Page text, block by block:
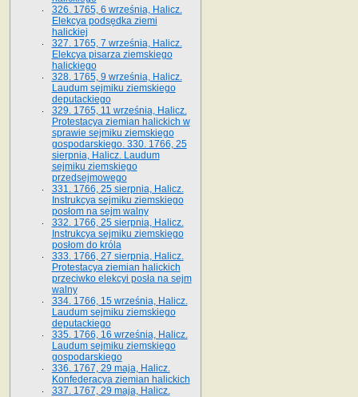
326. 1765, 6 września, Halicz.
Elekcya podsędka ziemi
halickiej
327. 1765, 7 września, Halicz.
Elekcya pisarza ziemskiego
halickiego
328. 1765, 9 września, Halicz.
Laudum sejmiku ziemskiego
deputackiego
329. 1765, 11 września, Halicz.
Protestacya ziemian halickich w
sprawie sejmiku ziemskiego
gospodarskiego. 330. 1766, 25
sierpnia, Halicz. Laudum
sejmiku ziemskiego
przedsejmowego
331. 1766, 25 sierpnia, Halicz.
Instrukcya sejmiku ziemskiego
posłom na sejm walny
332. 1766, 25 sierpnia, Halicz.
Instrukcya sejmiku ziemskiego
posłom do króla
333. 1766, 27 sierpnia, Halicz.
Protestacya ziemian halickich
przeciwko elekcyi posła na sejm
walny
334. 1766, 15 września, Halicz.
Laudum sejmiku ziemskiego
deputackiego
335. 1766, 16 września, Halicz.
Laudum sejmiku ziemskiego
gospodarskiego
336. 1767, 29 maja, Halicz.
Konfederacya ziemian halickich
337. 1767, 29 maja, Halicz.